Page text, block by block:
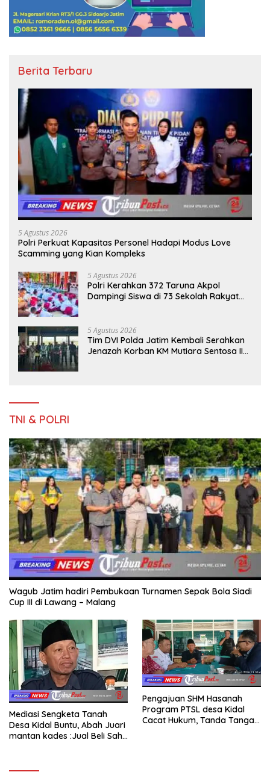
Berita Terbaru
5 Agustus 2026
Polri Perkuat Kapasitas Personel Hadapi Modus Love
Scamming yang Kian Kompleks
5 Agustus 2026
Polri Kerahkan 372 Taruna Akpol
Dampingi Siswa di 73 Sekolah Rakyat
5 Agustus 2026
Tim DVI Polda Jatim Kembali Serahkan
Jenazah Korban KM Mutiara Sentosa II
TNI & POLRI
Wagub Jatim hadiri Pembukaan Turnamen Sepak Bola Siadi
Cup III di Lawang – Malang
Mediasi Sengketa Tanah
Desa Kidal Buntu, Abah Juari
mantan kades :Jual Beli Sah,
Membatalkan Hak Warga.
Pengajuan SHM Hasanah
Program PTSL desa Kidal
Cacat Hukum, Tanda Tangan